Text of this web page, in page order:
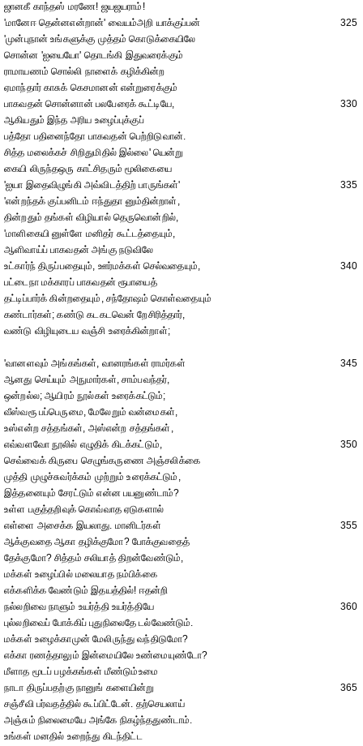
ஜானகீ காந்தஸ் மரணே! ஜயஜயராம்!
'மானேஈ தென்னஎன்றான்' வையம்அறி யாக்குப்பன்
325
'முன்புநான் உங்களுக்கு முத்தம் கொடுக்கையிலே
சொன்ன 'ஐயையோ' தொடங்கி இதுவரைக்கும்
ராமாயணம் சொல்லி நாளைக் கழிக்கின்ற
ஏமாந்தார் காசுக் கெசமானன் என்றுரைக்கும்
பாகவதன் சொன்னான் பலபேரைக் கூட்டியே,
330
ஆகியதும் இந்த அரிய உழைப்புக்குப்
பத்தோ பதினைந்தோ பாகவதன் பெற்றிடுவான்.
சித்த மலைக்கச் சிறிதுமிதில் இல்லை' யென்று
கையி லிருந்தஒரு காட்சிதரும் மூலிகையை
'ஐயா இதைவிழுங்கி அவ்விடத்திற் பாருங்கள்'
335
'என்றந்தக் குப்பனிடம் ஈந்துதா னும்தின்றாள்,
தின்றதும் தங்கள் விழியால் தெருவொன்றில்,
'மாளிகையி னுள்ளே மனிதர் கூட்டத்தையும்,
ஆளிவாய்ப் பாகவதன் அங்கு நடுவிலே
உட்கார்ந் திருப்பதையும், ஊர்மக்கள் செல்வதையும்,
340
பட்டைநா மக்காரப் பாகவதன் ரூபாயைத்
தட்டிப்பார்க் கின்றதையும், சந்தோஷம் கொள்வதையும்
கண்டார்கள்; கண்டு கடகடவென் றேசிரித்தார்,
வண்டு விழியுடைய வஞ்சி உரைக்கின்றாள்;
'வானளவும் அங்கங்கள், வானரங்கள் ராமர்கள்
345
ஆனது செய்யும் அநுமார்கள், சாம்பவந்தர்,
ஒன்றல்ல; ஆயிரம் நூல்கள் உரைக்கட்டும்;
வீஸ்வரூ பப்பெருமை, மேலேறும் வன்மைகள்,
உஸ்என்ற சத்தங்கள், அஸ்என்ற சத்தங்கள்,
எவ்வளவோ நூலில் எழுதிக் கிடக்கட்டும்,
350
செவ்வைக் கிருபை செழுங்கருணை அஞ்சலிக்கை
முத்தி முழுச்சுவர்க்கம் முற்றும் உரைக்கட்டும்,
இத்தனையும் சேரட்டும் என்ன பயனுண்டாம்?
உள்ள பகுத்தறிவுக் கொவ்வாத ஏடுகளால்
எள்ளை அசைக்க இயலாது. மானிடர்கள்
355
ஆக்குவதை ஆகா தழிக்குமோ? போக்குவதைத்
தேக்குமோ? சித்தம் சலியாத் திறன்வேண்டும்,
மக்கள் உழைப்பில் மலையாத நம்பிக்கை
எக்களிக்க வேண்டும் இதயத்தில்! ஈதன்றி
நல்லறிவை நாளும் உயர்த்தி உயர்த்தியே
360
புல்லறிவைப் போக்கிப் புதுநிலைதே டல்வேண்டும்.
மக்கள் உழைக்காமுன் மேலிருந்து வந்திடுமோ?
எக்கா ரணத்தாலும் இன்மையிலே உண்மையுண்டோ?
மீளாத மூடப் பழக்கங்கள் மீண்டும்உமை
நாடா திருப்பதற்கு நானுங் களையின்று
365
சஞ்சீவி பர்வதத்தில் கூப்பிட்டேன். தற்செயலாய்
அஞ்சும் நிலைமையே அங்கே நிகழ்ந்ததுண்டாம்.
உங்கள் மனதில் உறைந்து கிடந்திட்ட